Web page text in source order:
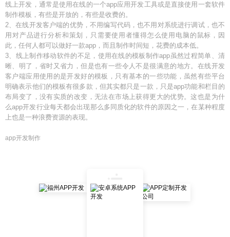
线上开发，通常是使用在线的一个app应用开发工具或是直接使用一套软件
制作模板，有些是开放的，有些是收费的。
2、在线开发客户端的优势，不用编写代码，也不用对系统进行调试，也不
用对产品进行分析和策划，只需要使用者懂得怎么使用电脑的鼠标，因
此，任何人都可以做好一款app，而且制作时间短，花费的成本低。
3、线上制作移动软件的不足，使用在线的模板制作app虽然过程简单、清
晰、明了，省时又省力，但是也有一些令人不是很满意的地方。在线开发
客户端应用使用的是开发好的模板，只有基本的一些功能，虽然有些平台
明确表示他们的模板有很多款，但其实都只是一款，只是app功能和栏目的
布局变了，没有实质的改变，无法在市场上获得更大的优势。这也是为什
么app开发行业每天都会出现那么多同质化的软件的原因之一，在某种程度
上也是一种浪费资源的表现。
app开发制作